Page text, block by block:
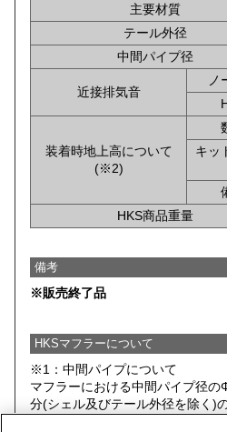
主要材質
テール外径
中間パイプ径
近接排気音
ノ
装着時地上高について
(※2)
キッ
HKS商品重量
備考
※販売終了品
HKSマフラーについて
※1：中間パイプについて
マフラーにおける中間パイプ径
分(シェル及びテール外径を除く)